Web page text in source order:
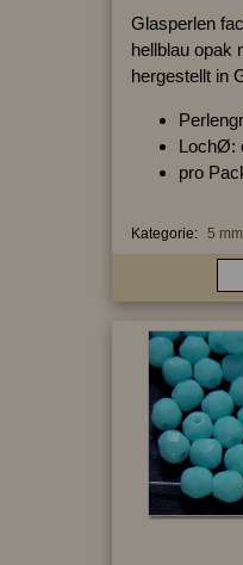
Glasperlen
hellblau opak
hergestellt in
LochØ:
pro
Kategorie: 5 mm